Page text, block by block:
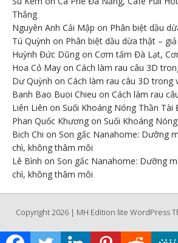
Thắng
Nguyên Anh Cải Mập on Phân biệt dầu
Tú Quỳnh on Phân biệt dầu dừa thật – giả
Huỳnh Đức Dũng on Cơm tấm Đà Lạt,
Hoa Cỏ May on Cách làm rau câu 3D
Dư Quỳnh on Cách làm rau câu 3D trong
Banh Bao Buoi Chieu on Cách làm rau
Liên Liên on Suối Khoáng Nóng Thần Tài
Phan Quốc Khương on Suối Khoáng
Bich Chi on Son gấc Nanahome: Dưỡng
chì, không thâm môi
Lê Bình on Son gấc Nanahome: Dưỡng
chì, không thâm môi
Copyright 2026 | MH Edition lite WordPress